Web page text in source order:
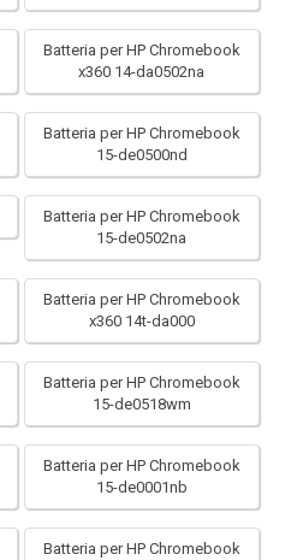
Batteria per HP Chromebook
x360 14-da0502na
Batteria per HP Chromebook
15-de0500nd
Batteria per HP Chromebook
15-de0502na
Batteria per HP Chromebook
x360 14t-da000
Batteria per HP Chromebook
15-de0518wm
Batteria per HP Chromebook
15-de0001nb
Batteria per HP Chromebook